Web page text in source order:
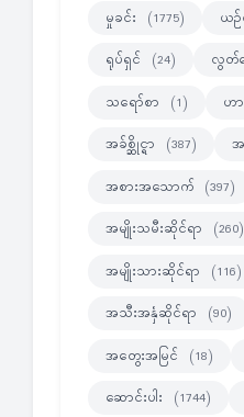
မှုခင်း (1775) ယဉ်
ရုပ်ရှင် (24) လွတ်
သရော်စာ (1) ဟ
အခ်စ္ဆိုင္ရာ (387) အ
အစားအသောက် (397)
အမျိုးသမီးဆိုင်ရာ (260)
အမျိုးသားဆိုင်ရာ (116)
အသီးအနှံဆိုင်ရာ (90)
အတွေးအမြင် (18)
ဆောင်းပါး (1744)